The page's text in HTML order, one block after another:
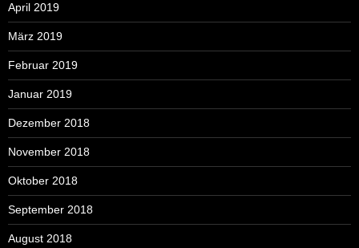
April 2019
März 2019
Februar 2019
Januar 2019
Dezember 2018
November 2018
Oktober 2018
September 2018
August 2018